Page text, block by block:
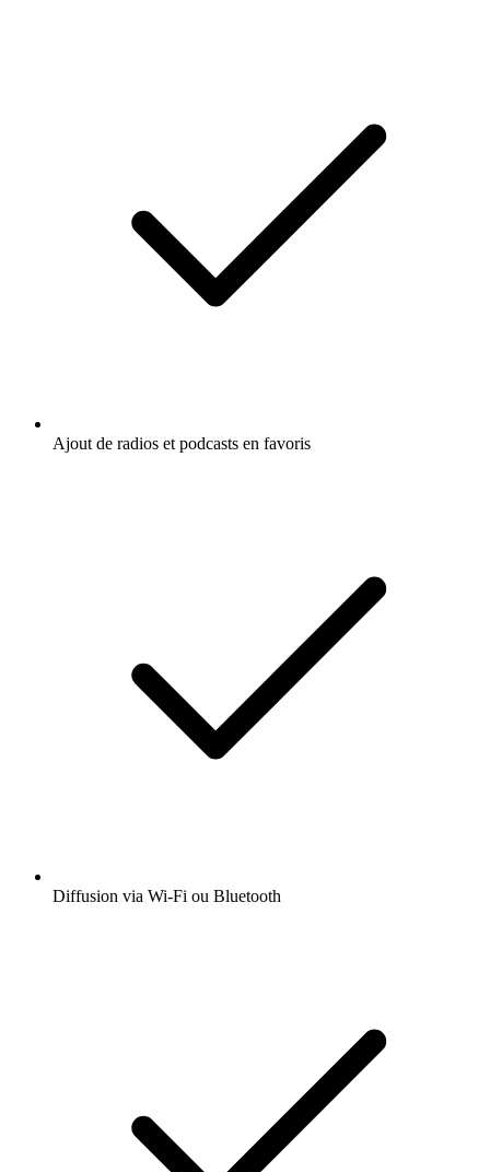
Ajout de radios et podcasts en favoris
Diffusion via Wi-Fi ou Bluetooth